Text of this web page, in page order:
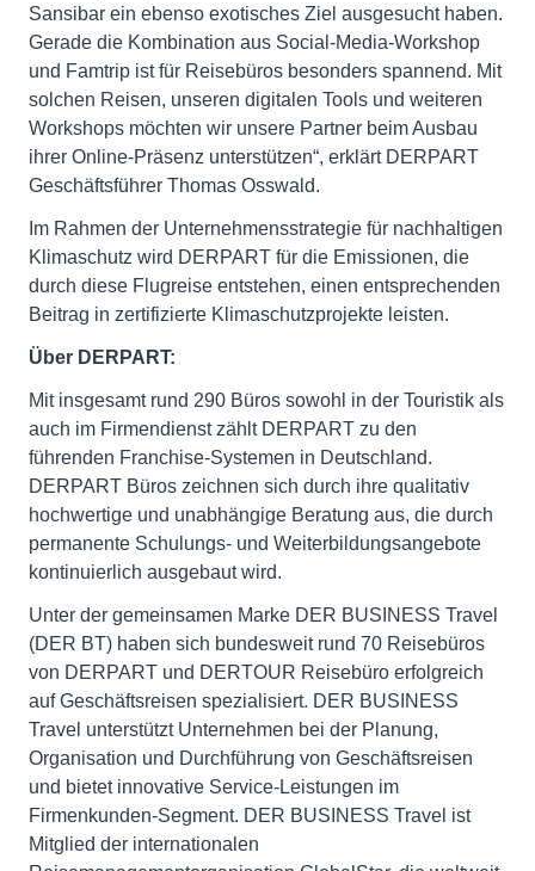
Sansibar ein ebenso exotisches Ziel ausgesucht haben.
Gerade die Kombination aus Social-Media-Workshop
und Famtrip ist für Reisebüros besonders spannend. Mit
solchen Reisen, unseren digitalen Tools und weiteren
Workshops möchten wir unsere Partner beim Ausbau
ihrer Online-Präsenz unterstützen“, erklärt DERPART
Geschäftsführer Thomas Osswald.
Im Rahmen der Unternehmensstrategie für nachhaltigen
Klimaschutz wird DERPART für die Emissionen, die
durch diese Flugreise entstehen, einen entsprechenden
Beitrag in zertifizierte Klimaschutzprojekte leisten.
Über DERPART:
Mit insgesamt rund 290 Büros sowohl in der Touristik als
auch im Firmendienst zählt DERPART zu den
führenden Franchise-Systemen in Deutschland.
DERPART Büros zeichnen sich durch ihre qualitativ
hochwertige und unabhängige Beratung aus, die durch
permanente Schulungs- und Weiterbildungsangebote
kontinuierlich ausgebaut wird.
Unter der gemeinsamen Marke DER BUSINESS Travel
(DER BT) haben sich bundesweit rund 70 Reisebüros
von DERPART und DERTOUR Reisebüro erfolgreich
auf Geschäftsreisen spezialisiert. DER BUSINESS
Travel unterstützt Unternehmen bei der Planung,
Organisation und Durchführung von Geschäftsreisen
und bietet innovative Service-Leistungen im
Firmenkunden-Segment. DER BUSINESS Travel ist
Mitglied der internationalen